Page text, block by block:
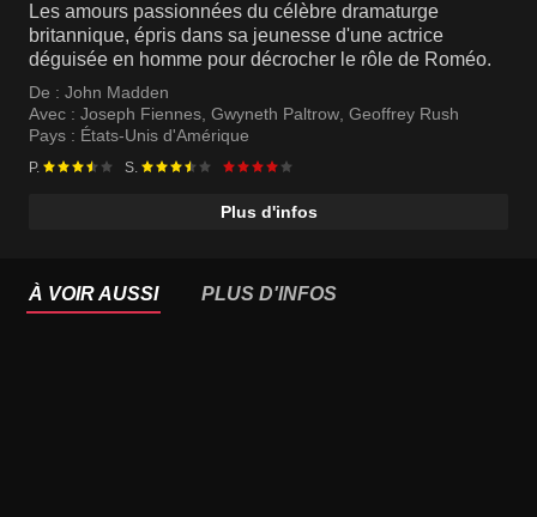
Les amours passionnées du célèbre dramaturge
britannique, épris dans sa jeunesse d'une actrice
déguisée en homme pour décrocher le rôle de Roméo.
De : John Madden
Avec : Joseph Fiennes, Gwyneth Paltrow, Geoffrey Rush
Pays : États-Unis d'Amérique
P. S.
Plus d'infos
À VOIR AUSSI PLUS D'INFOS